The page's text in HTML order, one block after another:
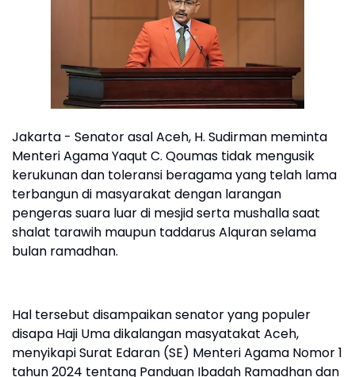
Jakarta - Senator asal Aceh, H. Sudirman meminta
Menteri Agama Yaqut C. Qoumas tidak mengusik
kerukunan dan toleransi beragama yang telah lama
terbangun di masyarakat dengan larangan
pengeras suara luar di mesjid serta mushalla saat
shalat tarawih maupun taddarus Alquran selama
bulan ramadhan.
Hal tersebut disampaikan senator yang populer
disapa Haji Uma dikalangan masyatakat Aceh,
menyikapi Surat Edaran (SE) Menteri Agama Nomor 1
tahun 2024 tentang Panduan Ibadah Ramadhan dan